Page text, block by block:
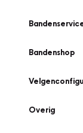
Bandenshop
Overig